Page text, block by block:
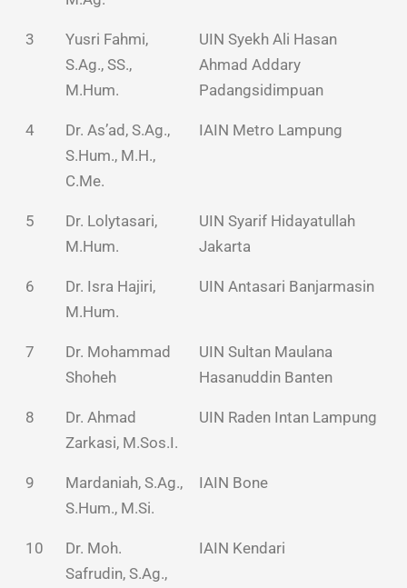
3
Yusri Fahmi,
S.Ag., SS.,
M.Hum.
UIN Syekh Ali Hasan
Ahmad Addary
Padangsidimpuan
4
Dr. As’ad, S.Ag.,
S.Hum., M.H.,
C.Me.
IAIN Metro Lampung
5
Dr. Lolytasari,
M.Hum.
UIN Syarif Hidayatullah
Jakarta
6
Dr. Isra Hajiri,
M.Hum.
UIN Antasari Banjarmasin
7
Dr. Mohammad
Shoheh
UIN Sultan Maulana
Hasanuddin Banten
8
Dr. Ahmad
Zarkasi, M.Sos.I.
UIN Raden Intan Lampung
9
Mardaniah, S.Ag.,
S.Hum., M.Si.
IAIN Bone
10
Dr. Moh.
Safrudin, S.Ag.,
IAIN Kendari